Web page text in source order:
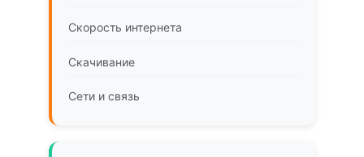
Скорость интернета
Скачивание
Сети и связь